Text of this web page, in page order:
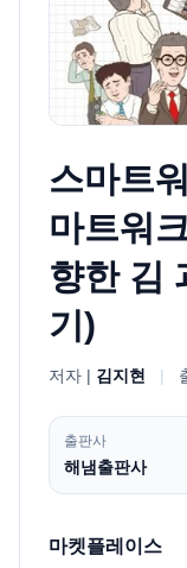
스마트
마트워
향한 김
기)
저자 | 김지현 |
출판사
해냄출판사
마켓플레이스